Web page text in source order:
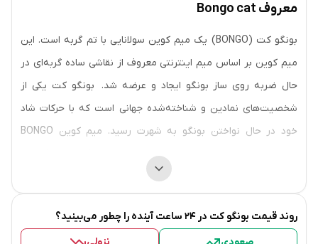
معروف Bongo cat
بونگو کت (BONGO) یک میم کوین سولانایی با تم گربه است. این
میم کوین بر اساس میم اینترنتی معروف از نقاشی ساده گربه‌ای در
حال ضربه روی ساز بونگو ایجاد و عرضه شد. بونگو کت یکی از
شخصیت‌های نمادین و شناخته‌شده جهانی است که با حرکات شاد
خود در حال نواختن بونگو به شهرت رسید. میم کوین BONGO
توسط جامعه ساخته و هدایت می‌شود و برای طرفداران بونگو کت
در سراسر جهان ایجاد شده است.
این پروژه با هدف جمع‌آوری طرفداران و حمایت‌کنندگان در سراسر
دنیا که علاقه‌مند به میم‌ها و پروژه‌های مبتنی بر جامعه هستند،
روند قیمت بونگو کت در ۲۴ ساعت آینده را چطور می‌بینید؟